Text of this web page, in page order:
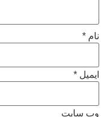
نام *
ایمیل *
وب‌ سایت